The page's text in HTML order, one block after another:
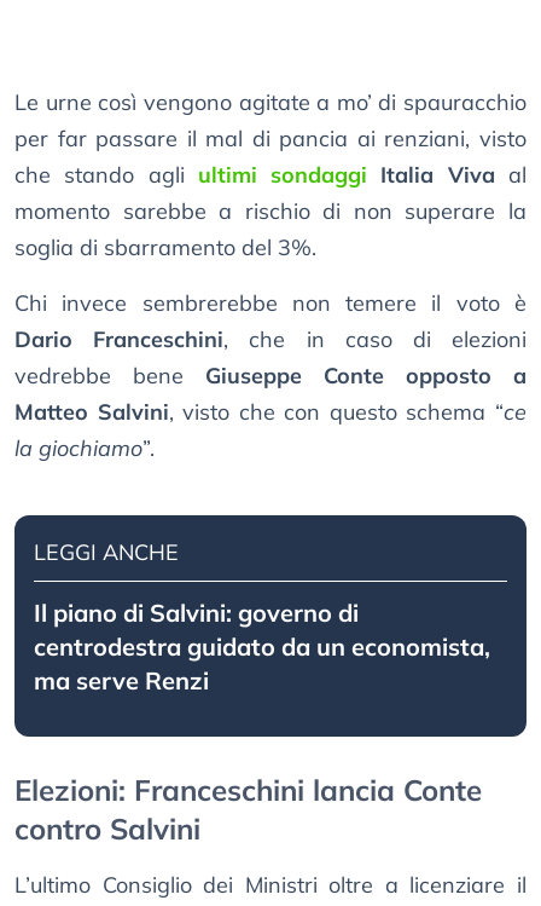
Le urne così vengono agitate a mo’ di spauracchio
per far passare il mal di pancia ai renziani, visto
che stando agli ultimi sondaggi Italia Viva al
momento sarebbe a rischio di non superare la
soglia di sbarramento del 3%.
Chi invece sembrerebbe non temere il voto è
Dario Franceschini, che in caso di elezioni
vedrebbe bene Giuseppe Conte opposto a
Matteo Salvini, visto che con questo schema “ce
la giochiamo”.
LEGGI ANCHE
Il piano di Salvini: governo di
centrodestra guidato da un economista,
ma serve Renzi
Elezioni: Franceschini lancia Conte
contro Salvini
L’ultimo Consiglio dei Ministri oltre a licenziare il